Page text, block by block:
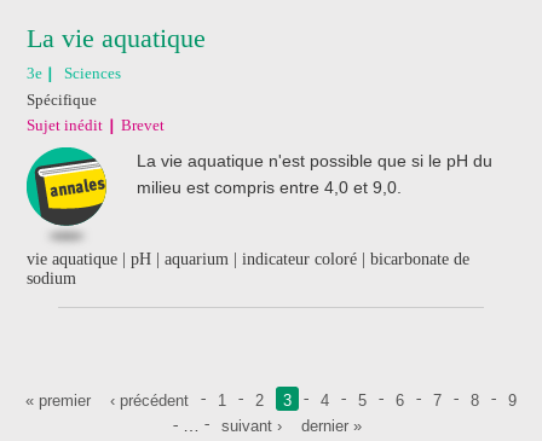
La vie aquatique
3e
Sciences
Spécifique
Sujet inédit
Brevet
La vie aquatique n'est possible que si le pH du
milieu est compris entre 4,0 et 9,0.
vie aquatique | pH | aquarium | indicateur coloré | bicarbonate de
sodium
Pages
« premier ‹ précédent 1 2 3 4 5 6 7 8 9
suivant › dernier »